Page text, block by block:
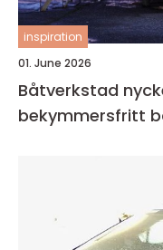
inspiration
01. June 2026
Båtverkstad nyckeln till tryggt och
bekymmersfritt